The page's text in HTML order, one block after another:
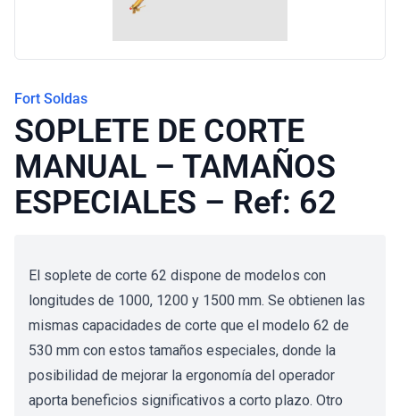
Fort Soldas
SOPLETE DE CORTE
MANUAL – TAMAÑOS
ESPECIALES – Ref: 62
El soplete de corte 62 dispone de modelos con
longitudes de 1000, 1200 y 1500 mm. Se obtienen las
mismas capacidades de corte que el modelo 62 de
530 mm con estos tamaños especiales, donde la
posibilidad de mejorar la ergonomía del operador
aporta beneficios significativos a corto plazo. Otro